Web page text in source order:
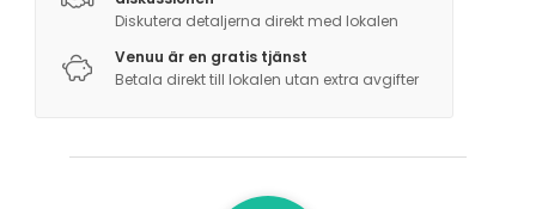
Diskutera detaljerna direkt med lokalen
Venuu är en gratis tjänst
Betala direkt till lokalen utan extra avgifter